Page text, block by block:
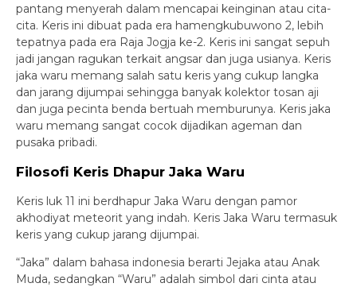
pantang menyerah dalam mencapai keinginan atau cita-
cita. Keris ini dibuat pada era hamengkubuwono 2, lebih
tepatnya pada era Raja Jogja ke-2. Keris ini sangat sepuh
jadi jangan ragukan terkait angsar dan juga usianya. Keris
jaka waru memang salah satu keris yang cukup langka
dan jarang dijumpai sehingga banyak kolektor tosan aji
dan juga pecinta benda bertuah memburunya. Keris jaka
waru memang sangat cocok dijadikan ageman dan
pusaka pribadi.
Filosofi Keris Dhapur Jaka Waru
Keris luk 11 ini berdhapur Jaka Waru dengan pamor
akhodiyat meteorit yang indah. Keris Jaka Waru termasuk
keris yang cukup jarang dijumpai.
“Jaka” dalam bahasa indonesia berarti Jejaka atau Anak
Muda, sedangkan “Waru” adalah simbol dari cinta atau